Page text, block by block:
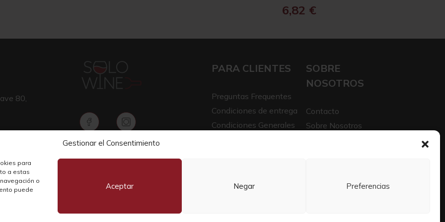
Gestionar el Consentimiento
para
a estas
o
puede
Aceptar Negar Preferencias
6,82 €
80,
PARA CLIENTES
Preguntas Frequentes
Condiciones de entrega
Condiciones Generales
SOBRE
NOSOTROS
Contacto
Sobre Nosotros